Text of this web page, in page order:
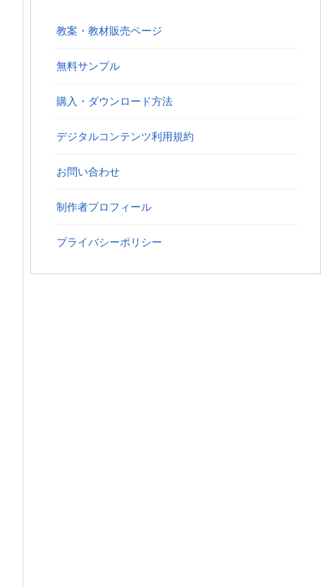
教案・教材販売ページ
無料サンプル
購入・ダウンロード方法
デジタルコンテンツ利用規約
お問い合わせ
制作者プロフィール
プライバシーポリシー